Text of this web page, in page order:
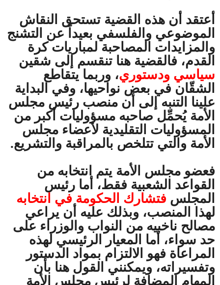
أعتقد أن هذه القضية تستحق النقاش
الموضوعي والفلسفي بعيداً عن التشنج
والمزايدات المصاحبة لمباريات كرة
القدم، فالقضية هنا تنقسم إلى شقين
سياسي ودستوري، وربما يتقاطع
الشقّان في بعض نواحيها، وفي البداية
علينا التنبه إلى أن منصب رئيس مجلس
الأمة يُحمِّل صاحبه مسؤوليات أكبر من
المسؤوليات التقليدية لأعضاء مجلس
الأمة والتي تتلخص بالمراقبة والتشريع.
فعضو مجلس الأمة يتم انتخابه من
القواعد الشعبية فقط، أما رئيس
المجلس فتشارك الحكومة في انتخابه
لهذا المنصب، وبذلك عليه أن يراعي
مصالح ناخبيه من النواب والوزراء على
حد سواء، أما المعيار الرئيسي لهذه
المراعاة فهو الالتزام بمواد الدستور
وتفسيراته، ويمكنني القول هنا بأن
المهام المضافة لرئيس مجلس الأمة